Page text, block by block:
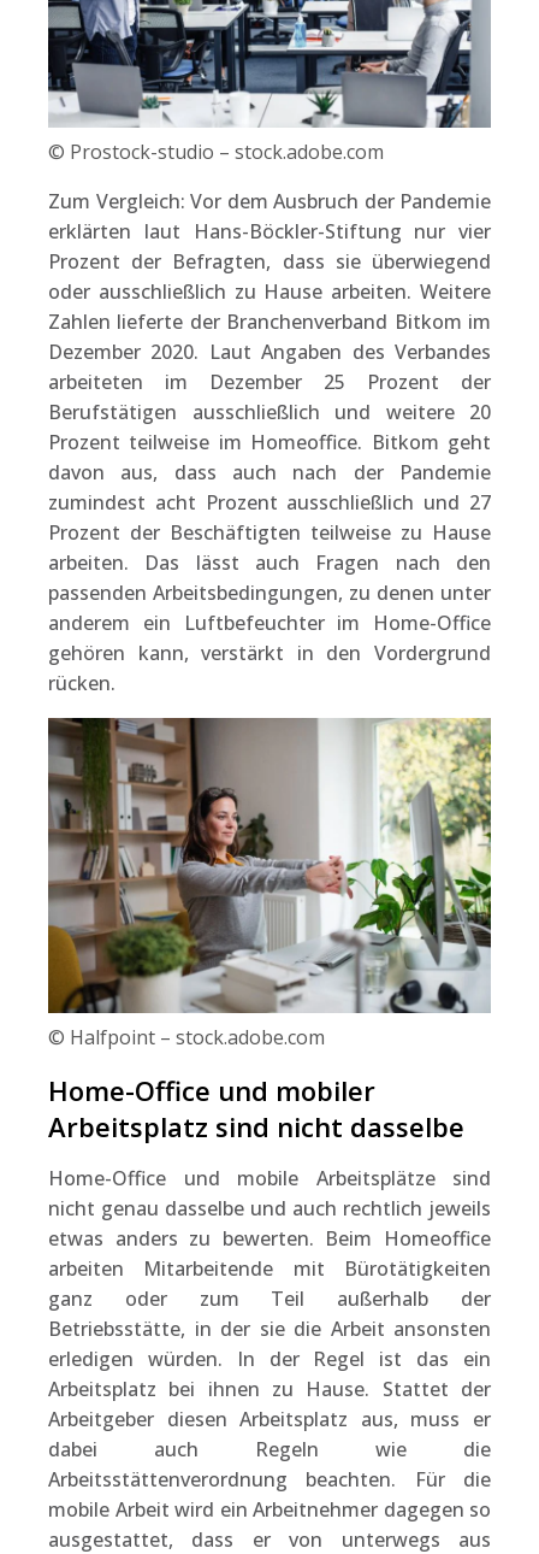
© Prostock-studio – stock.adobe.com
Zum Vergleich: Vor dem Ausbruch der Pandemie
erklärten laut Hans-Böckler-Stiftung nur vier
Prozent der Befragten, dass sie überwiegend
oder ausschließlich zu Hause arbeiten. Weitere
Zahlen lieferte der Branchenverband Bitkom im
Dezember 2020. Laut Angaben des Verbandes
arbeiteten im Dezember 25 Prozent der
Berufstätigen ausschließlich und weitere 20
Prozent teilweise im Homeoffice. Bitkom geht
davon aus, dass auch nach der Pandemie
zumindest acht Prozent ausschließlich und 27
Prozent der Beschäftigten teilweise zu Hause
arbeiten. Das lässt auch Fragen nach den
passenden Arbeitsbedingungen, zu denen unter
anderem ein Luftbefeuchter im Home-Office
gehören kann, verstärkt in den Vordergrund
rücken.
© Halfpoint – stock.adobe.com
Home-Office und mobiler
Arbeitsplatz sind nicht dasselbe
Home-Office und mobile Arbeitsplätze sind
nicht genau dasselbe und auch rechtlich jeweils
etwas anders zu bewerten. Beim Homeoffice
arbeiten Mitarbeitende mit Bürotätigkeiten
ganz oder zum Teil außerhalb der
Betriebsstätte, in der sie die Arbeit ansonsten
erledigen würden. In der Regel ist das ein
Arbeitsplatz bei ihnen zu Hause. Stattet der
Arbeitgeber diesen Arbeitsplatz aus, muss er
dabei auch Regeln wie die
Arbeitsstättenverordnung beachten. Für die
mobile Arbeit wird ein Arbeitnehmer dagegen so
ausgestattet, dass er von unterwegs aus